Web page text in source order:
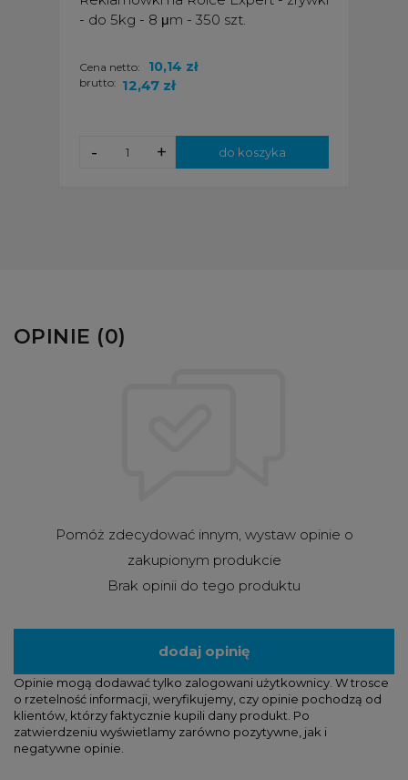
- do 5kg - 8 μm - 350 szt.
brutto: 12,47 zł
Cena netto: 10,14 zł
+
- do koszyka
OPINIE (0)
Pomóż zdecydować innym, wystaw opinie o
zakupionym produkcie
Brak opinii do tego produktu
dodaj opinię
Opinie mogą dodawać tylko zalogowani użytkownicy. W trosce
o rzetelność informacji, weryfikujemy, czy opinie pochodzą od
klientów, którzy faktycznie kupili dany produkt. Po
zatwierdzeniu wyświetlamy zarówno pozytywne, jak i
negatywne opinie.